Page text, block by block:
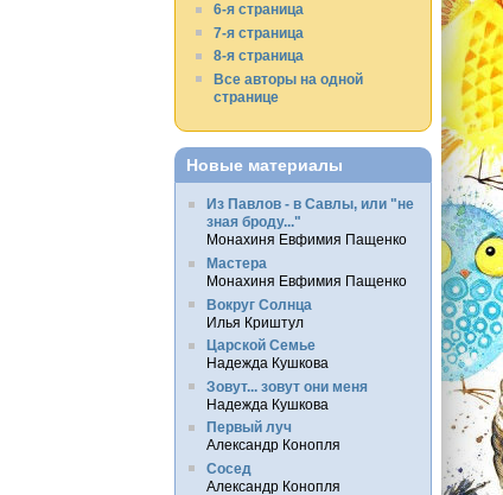
6-я страница
7-я страница
8-я страница
Все авторы на одной
странице
Новые материалы
Из Павлов - в Савлы, или "не
зная броду..."
Монахиня Евфимия Пащенко
Мастера
Монахиня Евфимия Пащенко
Вокруг Солнца
Илья Криштул
Царской Семье
Надежда Кушкова
Зовут... зовут они меня
Надежда Кушкова
Первый луч
Александр Конопля
Сосед
Александр Конопля